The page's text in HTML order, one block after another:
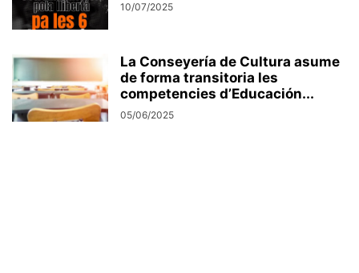
10/07/2025
La Conseyería de Cultura asume
de forma transitoria les
competencies d’Educación...
05/06/2025